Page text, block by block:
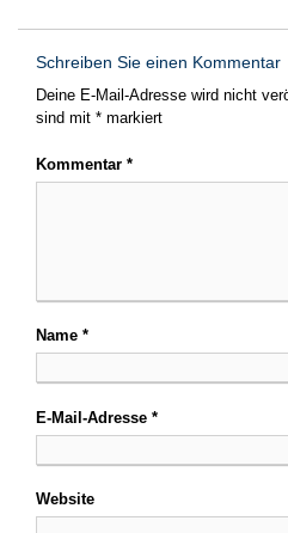
Schreiben Sie einen Kommentar
Deine E-Mail-Adresse wird nicht
sind mit * markiert
Kommentar *
Name *
E-Mail-Adresse *
Website